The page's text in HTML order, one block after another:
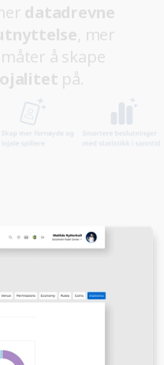
datadrevne
, mer
å skape
på.